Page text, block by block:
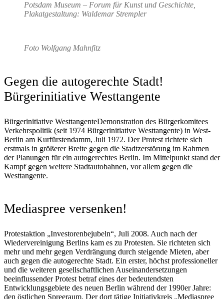
Potsdam Museum – Forum für Kunst und Geschichte,
Plakatgestaltung: Waldemar Strempler
Foto Wolfgang Mahnfitz
Gegen die autogerechte Stadt!
Bürgerinitiative Westtangente
Bürgerinitiative WesttangenteDemonstration des Bürgerkomitees
Verkehrspolitik (seit 1974 Bürgerinitiative Westtangente) in West-
Berlin am Kurfürstendamm, Juli 1972. Der Protest richtete sich
erstmals in größerer Breite gegen die Stadtzerstörung im Rahmen
der Planungen für ein autogerechtes Berlin. Im Mittelpunkt stand der
Kampf gegen weitere Stadtautobahnen, vor allem gegen die
Westtangente.
Mediaspree versenken!
Protestaktion „Investorenbejubeln“, Juli 2008. Auch nach der
Wiedervereinigung Berlins kam es zu Protesten. Sie richteten sich
mehr und mehr gegen Verdrängung durch steigende Mieten, aber
auch gegen die autogerechte Stadt. Ein erster, höchst professioneller
und die weiteren gesellschaftlichen Auseinandersetzungen
beeinflussender Protest betraf eines der bedeutendsten
Entwicklungsgebiete des neuen Berlin während der 1990er Jahre:
den östlichen Spreeraum. Der dort tätige Initiativkreis „Mediaspree